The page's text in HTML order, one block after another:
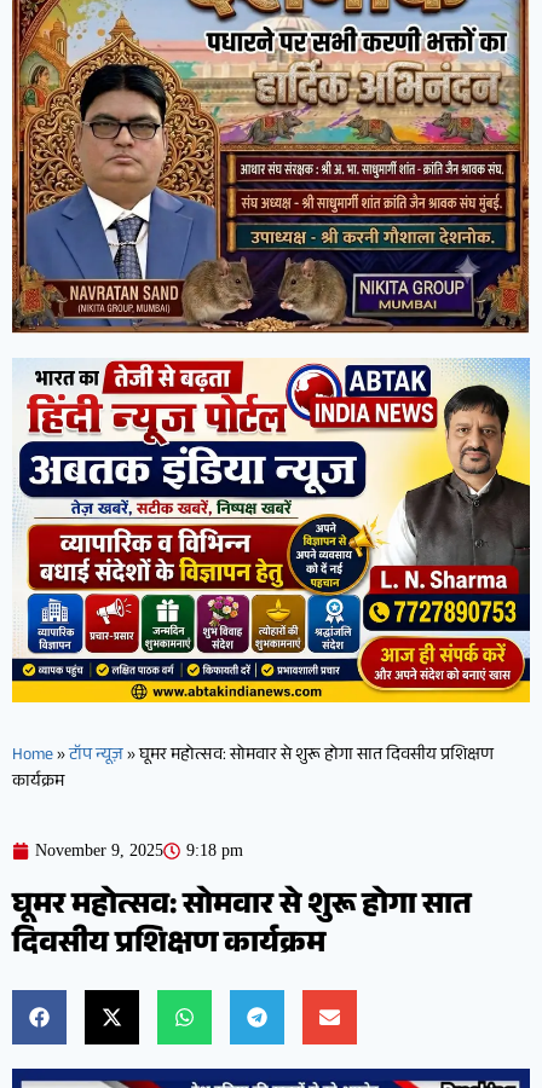
Home»टॉप न्यूज़»घूमर महोत्सव: सोमवार से शुरू होगा सात दिवसीय प्रशिक्षण
कार्यक्रम
November 9, 2025 9:18 pm
घूमर महोत्सव: सोमवार से शुरू होगा सात
दिवसीय प्रशिक्षण कार्यक्रम